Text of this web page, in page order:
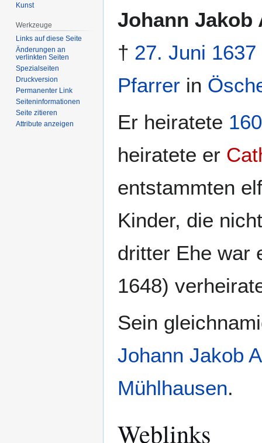
Navigation
Suche
Johann Jakob
† 27. Juni 1637
Pfarrer in
Er heiratete
heiratete er
entstammten
Kinder, die
dritter Ehe war
1648)
Sein
Johann Jakob
Mühlhausen.
Weblinks
Kunst
Werkzeuge
Links auf diese Seite
Änderungen an
verlinkten Seiten
Spezialseiten
Druckversion
Permanenter Link
Seiten­­informationen
Seite zitieren
Attribute anzeigen